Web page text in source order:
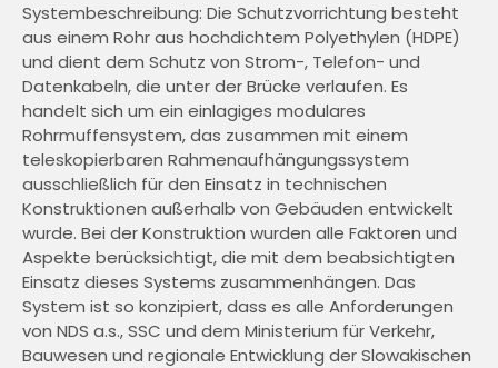
Systembeschreibung: Die Schutzvorrichtung besteht
aus einem Rohr aus hochdichtem Polyethylen (HDPE)
und dient dem Schutz von Strom-, Telefon- und
Datenkabeln, die unter der Brücke verlaufen. Es
handelt sich um ein einlagiges modulares
Rohrmuffensystem, das zusammen mit einem
teleskopierbaren Rahmenaufhängungssystem
ausschließlich für den Einsatz in technischen
Konstruktionen außerhalb von Gebäuden entwickelt
wurde. Bei der Konstruktion wurden alle Faktoren und
Aspekte berücksichtigt, die mit dem beabsichtigten
Einsatz dieses Systems zusammenhängen. Das
System ist so konzipiert, dass es alle Anforderungen
von NDS a.s., SSC und dem Ministerium für Verkehr,
Bauwesen und regionale Entwicklung der Slowakischen